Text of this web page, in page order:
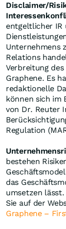
Disclaimer/
entgeltlicher IR
Unternehmens
Relations
Verbreitung
Graphene. Es
redaktionelle
können sich im
von Dr. Reuter
Regulation
bestehen
das
umsetzen
Sie auf der
Graphene –